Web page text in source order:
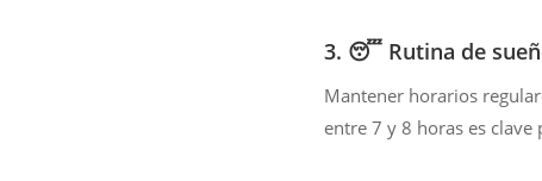
3. 😴 Rutina de
Mantener horarios
entre 7 y 8 horas es